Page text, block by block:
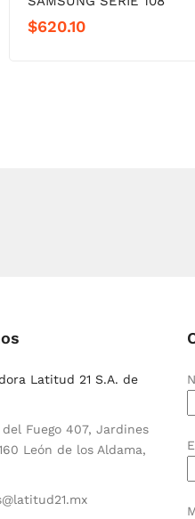
$620.10
Latitud 21 S.A. de
del Fuego 407, Jardines
León de los Aldama,